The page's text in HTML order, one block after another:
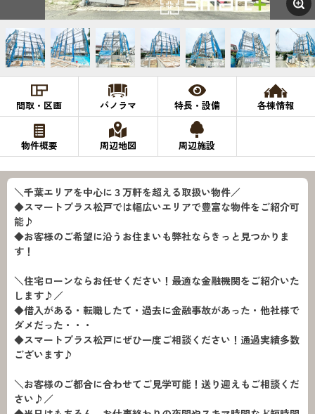
間取・区画 パノラマ 特長・設備 各棟情報
物件概要 周辺地図 周辺施設
＼千葉エリアを中心に３万軒を超える取扱い物件／
◆スマートプラス松戸では幅広いエリアで豊富な物件をご紹介可
能♪
◆お客様のご希望に沿うお住まいも弊社ならきっと見つかりま
す！
＼住宅ローンならお任せください！最適な金融機関をご紹介いた
します♪／
◆借入がある・転職したて・過去に金融事故があった・他社様で
ダメだった・・・
◆スマートプラス松戸にぜひ一度ご相談ください！通過実績多数
ございます♪
＼お客様のご都合に合わせてご見学可能！送り迎えもご相談くだ
さい♪／